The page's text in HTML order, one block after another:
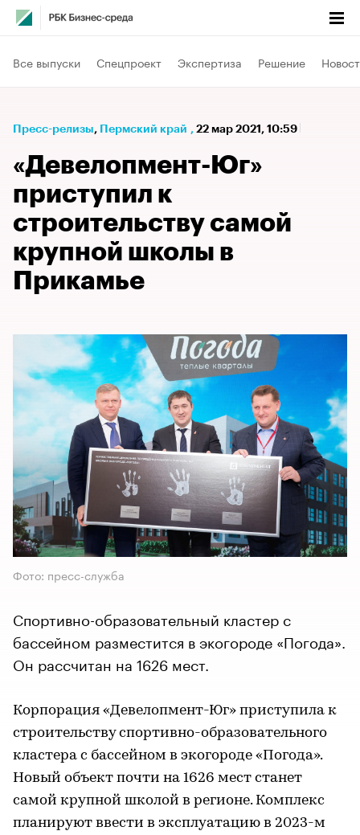
Все выпуски Спецпроект Экспертиза Решение
Пресс-релизы⁠, Пермский край , 22 мар 2021, 10:59
«Девелопмент-Юг»
приступил к
строительству самой
крупной школы в
Прикамье
Фото: пресс-служба
Спортивно-образовательный кластер с
бассейном разместится в экогороде «Погода».
Он рассчитан на 1626 мест.
Корпорация «Девелопмент-Юг» приступила к
строительству спортивно-образовательного
кластера с бассейном в экогороде «Погода».
Новый объект почти на 1626 мест станет
самой крупной школой в регионе. Комплекс
планируют ввести в эксплуатацию в 2023-м